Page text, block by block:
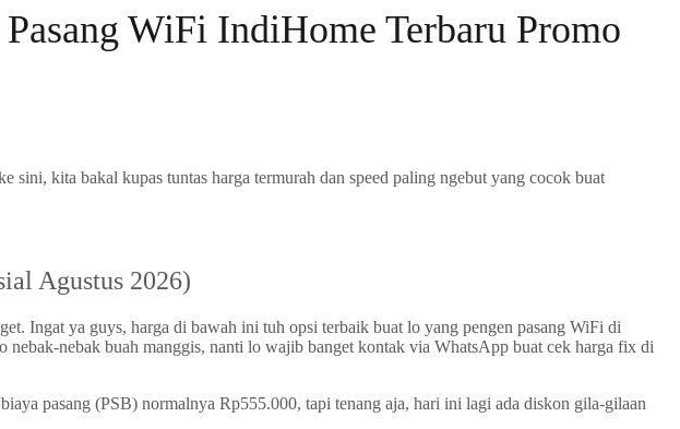
WiFi IndiHome Terbaru Promo
sini, kita bakal kupas tuntas harga termurah dan speed paling ngebut yang cocok buat
Agustus 2026)
Ingat ya guys, harga di bawah ini tuh opsi terbaik buat lo yang pengen pasang WiFi di
nebak buah manggis, nanti lo wajib banget kontak via WhatsApp buat cek harga fix di
pasang (PSB) normalnya Rp555.000, tapi tenang aja, hari ini lagi ada diskon gila-gilaan